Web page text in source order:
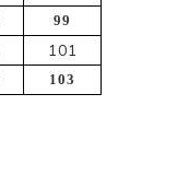
99
101
103